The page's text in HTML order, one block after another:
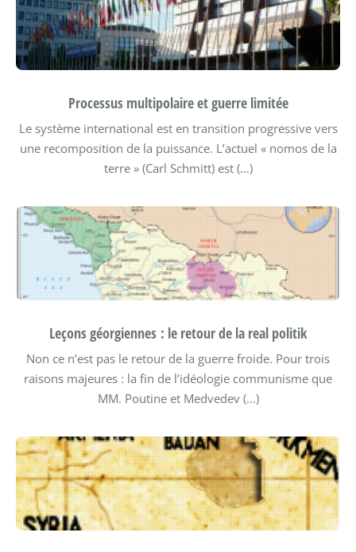
Processus multipolaire et guerre limitée
Le système international est en transition progressive vers
une recomposition de la puissance. L’actuel « nomos de la
terre » (Carl Schmitt) est (…)
Leçons géorgiennes : le retour de la real politik
Non ce n’est pas le retour de la guerre froide. Pour trois
raisons majeures : la fin de l’idéologie communisme que
MM. Poutine et Medvedev (…)